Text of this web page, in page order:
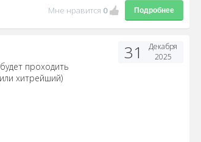
Подробнее
Мне нравится 0
31
Декабря
2025
проходить
хитрейший)